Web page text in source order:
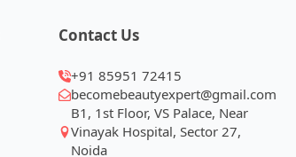
Contact Us
+91 85951 72415
becomebeautyexpert@gmail.com
B1, 1st Floor, VS Palace, Near
Vinayak Hospital, Sector 27,
Noida